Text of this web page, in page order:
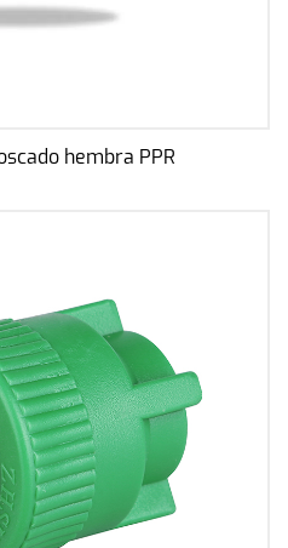
hembra PPR